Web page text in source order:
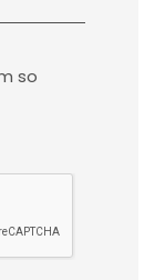
so